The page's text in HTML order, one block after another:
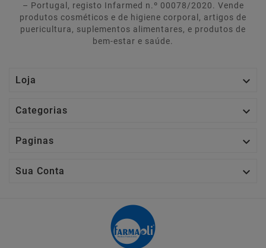
– Portugal, registo Infarmed n.º 00078/2020. Vende
produtos cosméticos e de higiene corporal, artigos de
puericultura, suplementos alimentares, e produtos de
bem-estar e saúde.
Loja 
Categorias 
Paginas 
Sua Conta 